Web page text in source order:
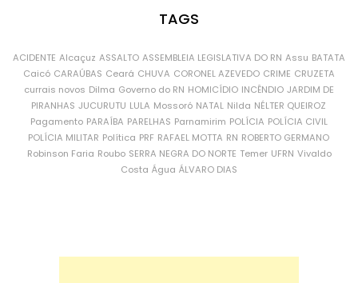
TAGS
ACIDENTE Alcaçuz ASSALTO ASSEMBLEIA LEGISLATIVA DO RN Assu BATATA
Caicó CARAÚBAS Ceará CHUVA CORONEL AZEVEDO CRIME CRUZETA
currais novos Dilma Governo do RN HOMICÍDIO INCÊNDIO JARDIM DE
PIRANHAS JUCURUTU LULA Mossoró NATAL Nilda NÉLTER QUEIROZ
Pagamento PARAÍBA PARELHAS Parnamirim POLÍCIA POLÍCIA CIVIL
POLÍCIA MILITAR Política PRF RAFAEL MOTTA RN ROBERTO GERMANO
Robinson Faria Roubo SERRA NEGRA DO NORTE Temer UFRN Vivaldo
Costa Água ÁLVARO DIAS